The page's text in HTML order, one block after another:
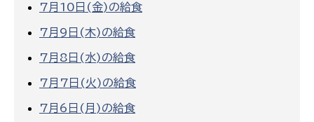
7月10日(金)の給食
7月9日(木)の給食
7月8日(水)の給食
7月7日(火)の給食
7月6日(月)の給食